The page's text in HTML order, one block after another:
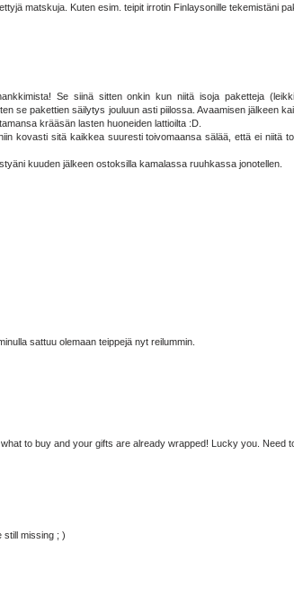
matskuja. Kuten esim. teipit irrotin Finlaysonille tekemistäni
Se siinä sitten onkin kun niitä isoja paketteja
se pakettien säilytys jouluun asti piilossa. Avaamisen jälkeen
krääsän lasten huoneiden lattioilta :D.
kovasti sitä kaikkea suuresti toivomaansa sälää, että ei niitä
kuuden jälkeen ostoksilla kamalassa ruuhkassa jonotellen.
sattuu olemaan teippejä nyt reilummin.
to buy and your gifts are already wrapped! Lucky you. Need
still missing ; )